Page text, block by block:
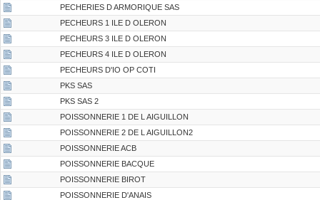
PECHERIES D ARMORIQUE SAS
PECHEURS 1 ILE D OLERON
PECHEURS 3 ILE D OLERON
PECHEURS 4 ILE D OLERON
PECHEURS D'IO OP COTI
PKS SAS
PKS SAS 2
POISSONNERIE 1 DE L AIGUILLON
POISSONNERIE 2 DE L AIGUILLON2
POISSONNERIE ACB
POISSONNERIE BACQUE
POISSONNERIE BIROT
POISSONNERIE D'ANAIS